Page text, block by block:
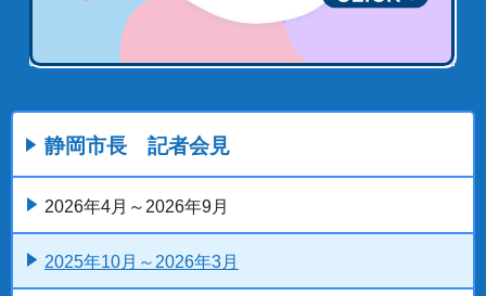
静岡市長 記者会見
2026年4月～2026年9月
2025年10月～2026年3月